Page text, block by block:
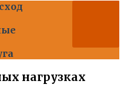
нагрузках